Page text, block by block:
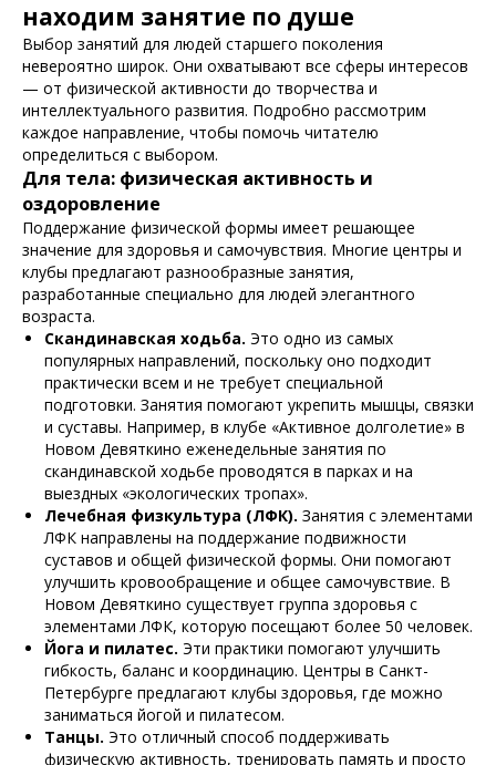
находим занятие по душе
Выбор занятий для людей старшего поколения
невероятно широк. Они охватывают все сферы интересов
— от физической активности до творчества и
интеллектуального развития. Подробно рассмотрим
каждое направление, чтобы помочь читателю
определиться с выбором.
Для тела: физическая активность и
оздоровление
Поддержание физической формы имеет решающее
значение для здоровья и самочувствия. Многие центры и
клубы предлагают разнообразные занятия,
разработанные специально для людей элегантного
возраста.
Скандинавская ходьба. Это одно из самых
популярных направлений, поскольку оно подходит
практически всем и не требует специальной
подготовки. Занятия помогают укрепить мышцы, связки
и суставы. Например, в клубе «Активное долголетие» в
Новом Девяткино еженедельные занятия по
скандинавской ходьбе проводятся в парках и на
выездных «экологических тропах».
Лечебная физкультура (ЛФК). Занятия с элементами
ЛФК направлены на поддержание подвижности
суставов и общей физической формы. Они помогают
улучшить кровообращение и общее самочувствие. В
Новом Девяткино существует группа здоровья с
элементами ЛФК, которую посещают более 50 человек.
Йога и пилатес. Эти практики помогают улучшить
гибкость, баланс и координацию. Центры в Санкт-
Петербурге предлагают клубы здоровья, где можно
заниматься йогой и пилатесом.
Танцы. Это отличный способ поддерживать
физическую активность, тренировать память и просто